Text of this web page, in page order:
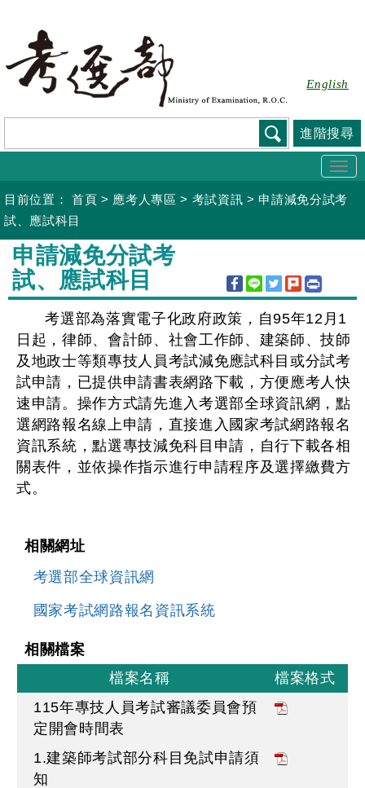
要
容
English
進階搜尋
目前位置： 首頁 > 應考人專區 > 考試資訊 > 申請減免分試考
試、應試科目
:::
申請減免分試考
試、應試科目
考選部為落實電子化政府政策，自95年12月1
日起，律師、會計師、社會工作師、建築師、技師
及地政士等類專技人員考試減免應試科目或分試考
試申請，已提供申請書表網路下載，方便應考人快
速申請。操作方式請先進入考選部全球資訊網，點
選網路報名線上申請，直接進入國家考試網路報名
資訊系統，點選專技減免科目申請，自行下載各相
關表件，並依操作指示進行申請程序及選擇繳費方
式。
相關網址
考選部全球資訊網
國家考試網路報名資訊系統
相關檔案
檔案名稱
檔案格式
115年專技人員考試審議委員會預
定開會時間表
1.建築師考試部分科目免試申請須
知